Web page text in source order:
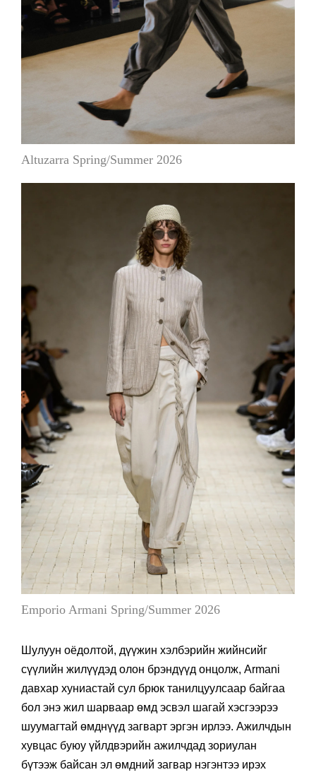
Altuzarra Spring/Summer 2026
Emporio Armani Spring/Summer 2026
Шулуун оёдолтой, дүүжин хэлбэрийн жийнсийг
сүүлийн жилүүдэд олон брэндүүд онцолж, Armani
давхар хуниастай сул брюк танилцуулсаар байгаа
бол энэ жил шарваар өмд эсвэл шагай хэсгээрээ
шуумагтай өмднүүд загварт эргэн ирлээ. Ажилчдын
хувцас буюу үйлдвэрийн ажилчдад зориулан
бүтээж байсан эл өмдний загвар нэгэнтээ ирэх